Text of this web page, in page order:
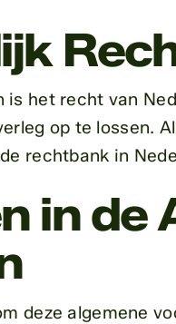
is het recht van
op te lossen.
rechtbank in
in de
deze algemene